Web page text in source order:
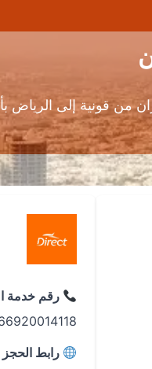
من قونية إلى الرياض
رقم خدمة
رابط